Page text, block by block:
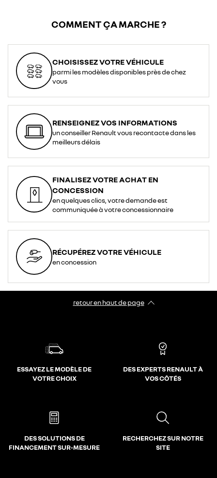
COMMENT ÇA MARCHE ?
CHOISISSEZ VOTRE VÉHICULE
parmi les modèles disponibles près de chez
vous
RENSEIGNEZ VOS INFORMATIONS
un conseiller Renault vous recontacte dans les
meilleurs délais
FINALISEZ VOTRE ACHAT EN
CONCESSION
en quelques clics, votre demande est
communiquée à votre concessionnaire
RÉCUPÉREZ VOTRE VÉHICULE
en concession
retour en haut de page​
ESSAYEZ LE MODÈLE DE
VOTRE CHOIX
DES EXPERTS RENAULT À
VOS CÔTÉS
DES SOLUTIONS DE
FINANCEMENT SUR-MESURE
RECHERCHEZ SUR NOTRE
SITE